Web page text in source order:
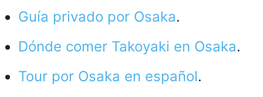
Guía privado por Osaka.
Dónde comer Takoyaki en Osaka.
Tour por Osaka en español.